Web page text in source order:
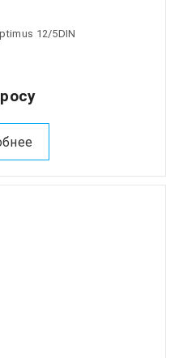
12/5DIN